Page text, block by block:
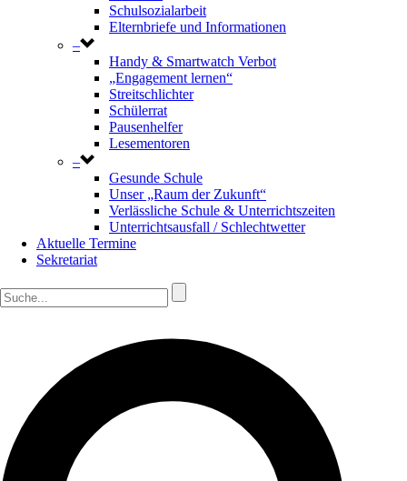
Schulsozialarbeit
Elternbriefe und Informationen
–
Handy & Smartwatch Verbot
„Engagement lernen“
Streitschlichter
Schülerrat
Pausenhelfer
Lesementoren
–
Gesunde Schule
Unser „Raum der Zukunft“
Verlässliche Schule & Unterrichtszeiten
Unterrichtsausfall / Schlechtwetter
Aktuelle Termine
Sekretariat